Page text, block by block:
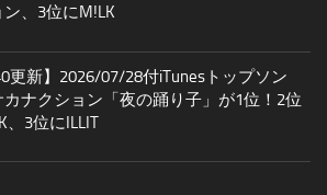
ン、3位にM!LK
更新】2026/07/28付iTunesトップソン
カナクション「夜の踊り子」が1位！2位
、3位にILLIT